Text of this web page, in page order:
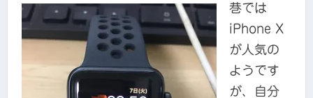
巷では
iPhone X
が人気の
ようです
が、自分